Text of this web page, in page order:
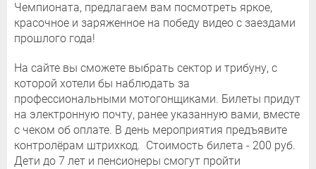
Чемпионата, предлагаем вам посмотреть яркое,
красочное и заряженное на победу видео с заездами
прошлого года!
На сайте вы сможете выбрать сектор и трибуну, с
которой хотели бы наблюдать за
профессиональными мотогонщиками. Билеты придут
на электронную почту, ранее указанную вами, вместе
с чеком об оплате. В день мероприятия предъявите
контролёрам штрихкод. Стоимость билета - 200 руб.
Дети до 7 лет и пенсионеры смогут пройти